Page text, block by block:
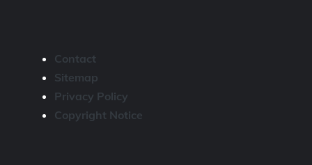
Contact
Sitemap
Privacy Policy
Copyright Notice